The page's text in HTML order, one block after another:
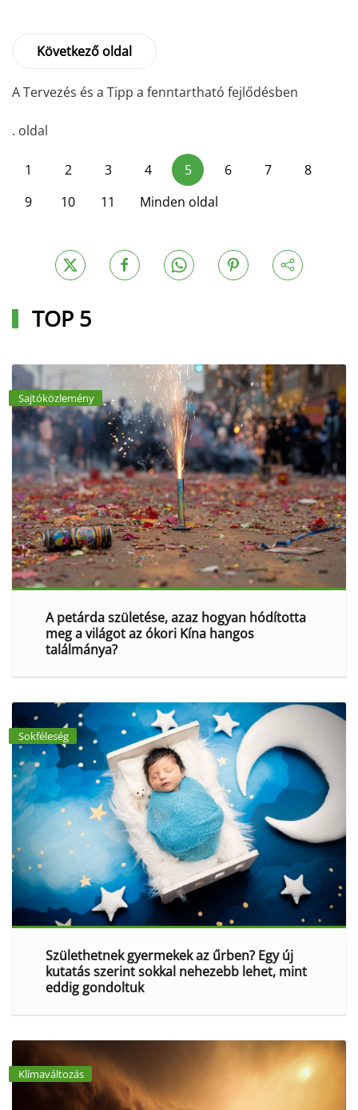
Következő oldal
A Tervezés és a Tipp a fenntartható fejlődésben
. oldal
1 2 3 4 5 6 7
8
9
10 11 Minden oldal
TOP 5
Sajtóközlemény
A petárda születése, azaz hogyan hódította
meg a világot az ókori Kína hangos
találmánya?
Sokféleség
Születhetnek gyermekek az űrben? Egy új
kutatás szerint sokkal nehezebb lehet, mint
eddig gondoltuk
Klímaváltozás